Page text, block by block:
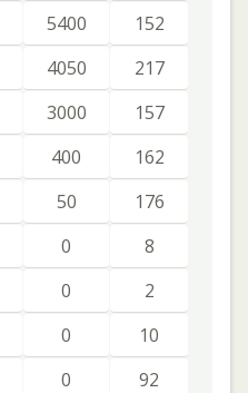
5400
152
4050
217
3000
157
400
162
50
176
0
8
0
2
0
10
0
92